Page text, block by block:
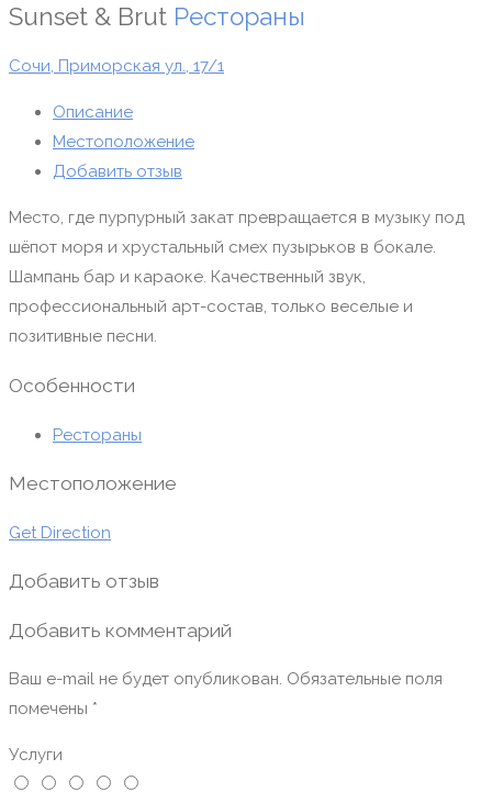
Sunset & Brut Рестораны
Сочи, Приморская ул., 17/1
Описание
Местоположение
Добавить отзыв
Место, где пурпурный закат превращается в музыку под
шёпот моря и хрустальный смех пузырьков в бокале.
Шампань бар и караоке. Качественный звук,
профессиональный арт-состав, только веселые и
позитивные песни.⠀
Особенности
Рестораны
Местоположение
Get Direction
Добавить отзыв
Добавить комментарий
Ваш e-mail не будет опубликован. Обязательные поля
помечены *
Услуги